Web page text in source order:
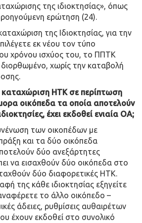
της ιδιοκτησίας», όπως
ερώτηση (24).
της Ιδιοκτησίας, για την
εκ νέου τον τύπο
χρόνου ισχύος του, το ΠΠΤΚ
διορθωμένο, χωρίς την καταβολή
καταχώριση ΗΤΚ σε περίπτωση
οικόπεδα τα οποία αποτελούν
έχει εκδοθεί ενιαία ΟΑ;
των οικοπέδων με
και τα δύο οικόπεδα
δύο ανεξάρτητες
να εισαχθούν δύο οικόπεδα στο
δύο διαφορετικές ΗΤΚ.
της κάθε ιδιοκτησίας εξηγείτε
το άλλο οικόπεδο –
άδειες, ρυθμίσεις αυθαιρέτων
έχουν εκδοθεί στο συνολικό